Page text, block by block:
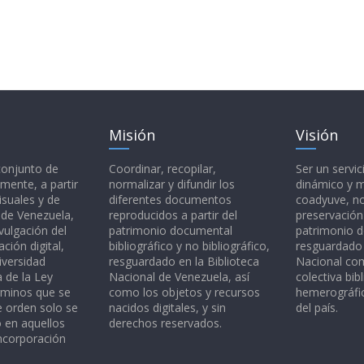
de
a partir
y de
Venezuela,
del
digital,
de la Ley
que se
orden solo se
aquellos
Misión
Coordinar, recopilar,
normalizar y difundir los
diferentes documentos
reproducidos a partir del
patrimonio documental
bibliográfico y no bibliográfico,
resguardado en la Biblioteca
Nacional de Venezuela, así
como los objetos y recursos
nacidos digitales, y sin
derechos reservados.
Visión
Ser un
dinámico y
coadyuve,
patrimonio
Nacional
colectiva
del país.